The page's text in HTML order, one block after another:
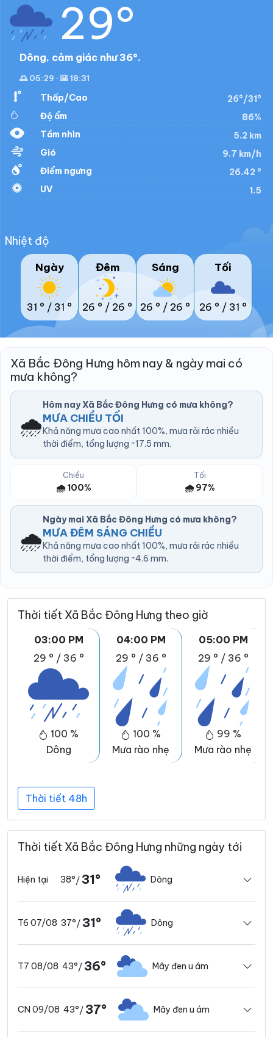
29°
Dông, cảm giác như 36°.
🌅 05:29 · 🌇 18:31
Thấp/Cao
26°/31°
Độ ẩm
86%
Tầm nhìn
5.2 km
Gió
9.7 km/h
Điểm ngưng
26.42 °
UV
1.5
Nhiệt độ
Ngày
31 ° / 31 °
Đêm
26 ° / 26 °
Sáng
26 ° / 26 °
Tối
26 ° / 31 °
Xã Bắc Đông Hưng hôm nay & ngày mai có
mưa không?
🌧️
Hôm nay Xã Bắc Đông Hưng có mưa không?
MƯA CHIỀU TỐI
Khả năng mưa cao nhất 100%, mưa rải rác nhiều
thời điểm, tổng lượng ~17.5 mm.
Chiều
🌧️ 100%
Tối
🌧️ 97%
🌧️
Ngày mai Xã Bắc Đông Hưng có mưa không?
MƯA ĐÊM SÁNG CHIỀU
Khả năng mưa cao nhất 100%, mưa rải rác nhiều
thời điểm, tổng lượng ~4.6 mm.
Thời tiết Xã Bắc Đông Hưng theo giờ
03:00 PM
29 ° / 36 °
100 %
Dông
04:00 PM
29 ° / 36 °
100 %
Mưa rào nhẹ
05:00 PM
29 ° / 36 °
99 %
Mưa rào nhẹ
Thời tiết 48h
Thời tiết Xã Bắc Đông Hưng những ngày tới
Hiện tại 38°/ 31° Dông
T6 07/08 37°/ 31° Dông
T7 08/08 43°/ 36° Mây đen u ám
CN 09/08 43°/ 37° Mây đen u ám